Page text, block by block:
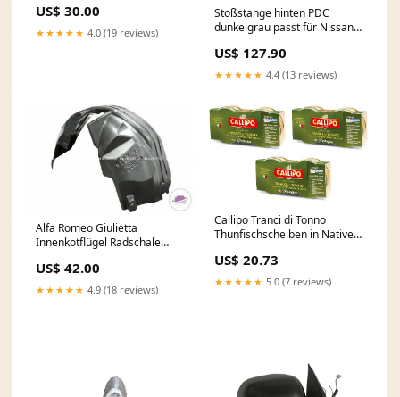
US$ 30.00
★★★★★ 4.0 (19 reviews)
Stoßstange hinten PDC
dunkelgrau passt für Nissan
Fox Mitsubishi Colt Z30 - 5-
türer
US$ 127.90
★★★★★ 4.4 (13 reviews)
Alfa Romeo Giulietta
Innenkotflügel Radschale
Seat Leon 1M
US$ 42.00
★★★★★ 4.9 (18 reviews)
Callipo Tranci di Tonno
Thunfischscheiben in Nativem
Thunfisch ( ) 3x 2 x 80g
Original italienisch 3
US$ 20.73
★★★★★ 5.0 (7 reviews)